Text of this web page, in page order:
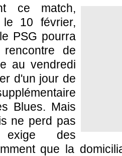
ce match,
le 10 février,
PSG pourra
de
au vendredi
d'un jour de
Blues. Mais
ne perd pas
des
que la